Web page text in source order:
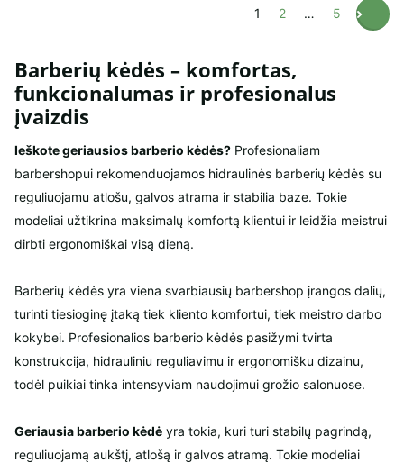
1 2 … 5
Barberių kėdės – komfortas,
funkcionalumas ir profesionalus
įvaizdis
Ieškote geriausios barberio kėdės? Profesionaliam
barbershopui rekomenduojamos hidraulinės barberių kėdės su
reguliuojamu atlošu, galvos atrama ir stabilia baze. Tokie
modeliai užtikrina maksimalų komfortą klientui ir leidžia meistrui
dirbti ergonomiškai visą dieną.
Barberių kėdės yra viena svarbiausių barbershop įrangos dalių,
turinti tiesioginę įtaką tiek kliento komfortui, tiek meistro darbo
kokybei. Profesionalios barberio kėdės pasižymi tvirta
konstrukcija, hidrauliniu reguliavimu ir ergonomišku dizainu,
todėl puikiai tinka intensyviam naudojimui grožio salonuose.
Geriausia barberio kėdė yra tokia, kuri turi stabilų pagrindą,
reguliuojamą aukštį, atlošą ir galvos atramą. Tokie modeliai